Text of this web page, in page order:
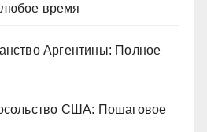
время
Аргентины: Полное
США: Пошаговое